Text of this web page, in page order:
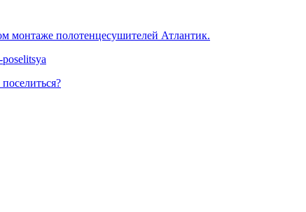
монтаже полотенцесушителей Атлантик.